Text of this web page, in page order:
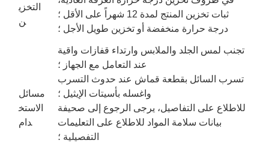
التخزي
ن
ثبات تخزين المنتج لمدة 12 شهراً على الأقل ؛
درجة حرارة منخفضة أو تخزين طويل الأجل ؛
مسائل
الاستخ
دام
تجنب لمس الجلد والملابس وارتداء قفازات واقية
عند التعامل مع الجهاز ؛
تسرب السائل بقطعة قماش عند حدوث التسرب
واغسله بأسيتات الإيثيل ؛
للاطلاع على التفاصيل، يرجى الرجوع إلى صحيفة
بيانات سلامة المواد للاطلاع على التعليمات
التفصيلية ؛